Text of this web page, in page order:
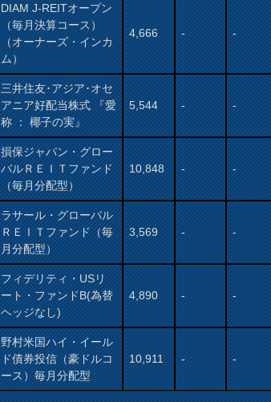
DIAM J-REITオープン
（毎月決算コース）
（オーナーズ・インカ
ム）
4,666 - -
三井住友･アジア･オセ
アニア好配当株式 『愛
称 ： 椰子の実』
5,544 - -
損保ジャパン・グロー
バルＲＥＩＴファンド
（毎月分配型）
10,848 - -
ラサール・グローバル
ＲＥＩＴファンド（毎
月分配型）
3,569 - -
フィデリティ・USリ
ート・ファンドB(為替
ヘッジなし)
4,890 - -
野村米国ハイ・イール
ド債券投信（豪ドルコ
ース）毎月分配型
10,911 - -